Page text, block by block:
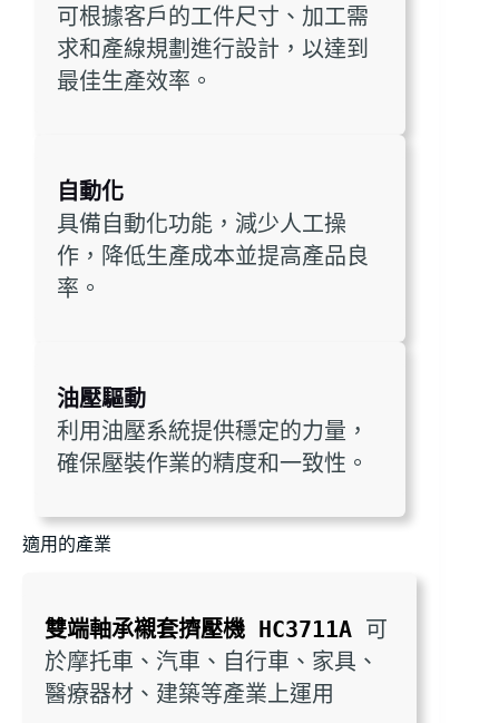
可根據客戶的工件尺寸、加工需
求和產線規劃進行設計，以達到
最佳生產效率。
自動化
具備自動化功能，減少人工操
作，降低生產成本並提高產品良
率。
油壓驅動
利用油壓系統提供穩定的力量，
確保壓裝作業的精度和一致性。
適用的產業
雙端軸承襯套擠壓機 HC3711A 可
於摩托車、汽車、自行車、家具、
醫療器材、建築等產業上運用